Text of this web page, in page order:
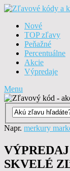
Nové
TOP zľavy
Peňažné
Percentuálne
Akcie
Výpredaje
Menu
Napr. merkury
SKVELÉ